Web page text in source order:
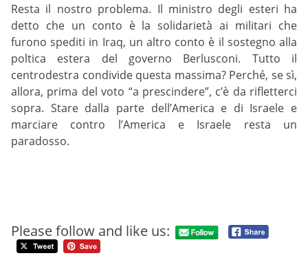
Resta il nostro problema. Il ministro degli esteri ha
detto che un conto è la solidarietà ai militari che
furono spediti in Iraq, un altro conto è il sostegno alla
poltica estera del governo Berlusconi. Tutto il
centrodestra condivide questa massima? Perché, se sì,
allora, prima del voto “a prescindere”, c’è da rifletterci
sopra. Stare dalla parte dell’America e di Israele e
marciare contro l’America e Israele resta un
paradosso.
Please follow and like us: